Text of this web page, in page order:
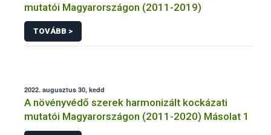
mutatói Magyarországon (2011-2019)
TOVÁBB >
2022. augusztus 30, kedd
A növényvédő szerek harmonizált kockázati
mutatói Magyarországon (2011-2020) Másolat 1